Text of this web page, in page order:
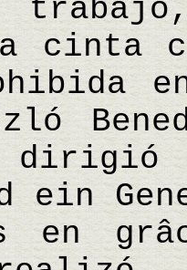
cinta
ein
en